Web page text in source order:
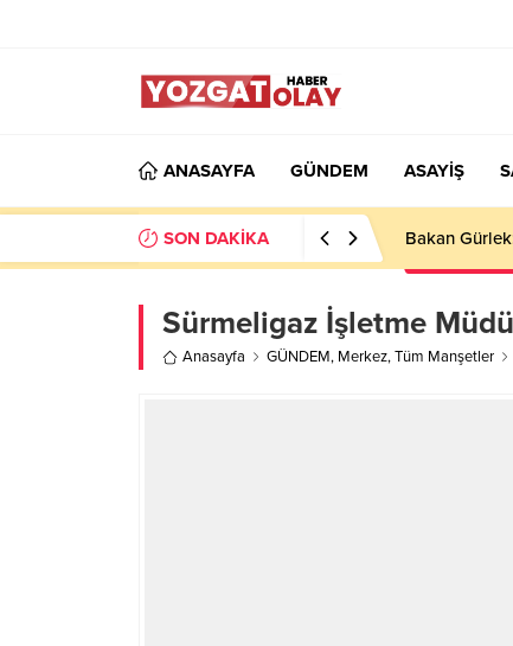
ANASAYFA GÜNDEM ASAYİŞ
SON DAKİKA Bakan
Sürmeligaz İşletme
Anasayfa GÜNDEM, Merkez,Tüm Manşetler